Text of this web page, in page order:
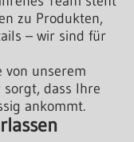
zu Produkten,
– wir sind für
von unserem
dass Ihre
ankommt.